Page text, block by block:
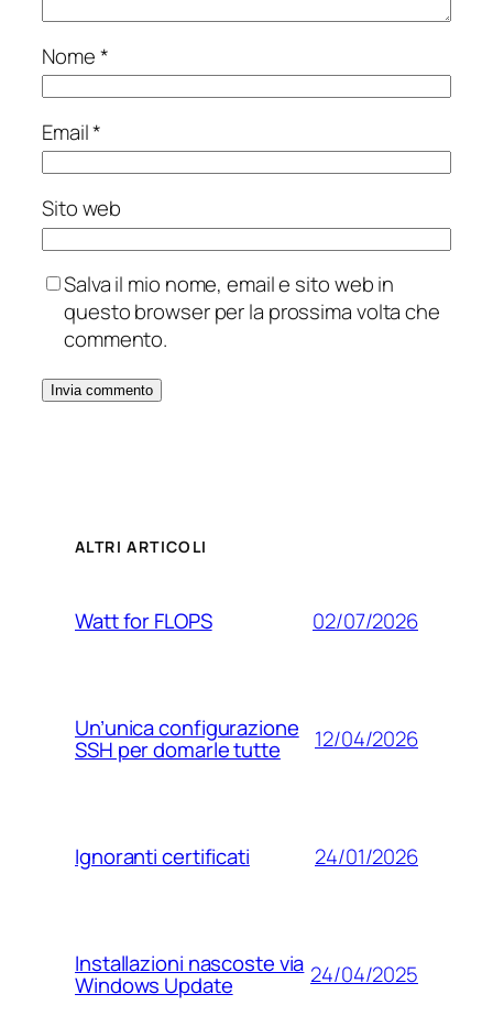
Nome*
Email*
Sito web
Salva il mio nome, email e sito web in
questo browser per la prossima volta che
commento.
ALTRI ARTICOLI
Watt for FLOPS 02/07/2026
Un’unica configurazione
SSH per domarle tutte 12/04/2026
Ignoranti certificati 24/01/2026
Installazioni nascoste via
Windows Update 24/04/2025